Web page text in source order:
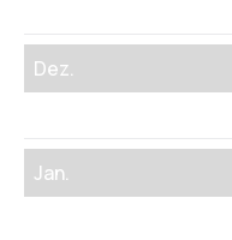
Dez.
Jan.